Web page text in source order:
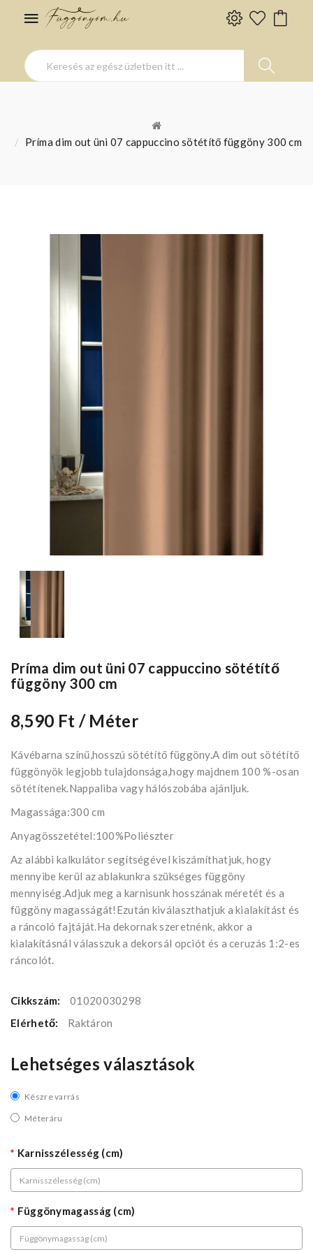
Príma dim out üni 07 cappuccino sötétítő függöny 300 cm
Príma dim out üni 07 cappuccino sötétítő
függöny 300 cm
8,590 Ft / Méter
Kávébarna színű,hosszú sötétítő függöny.A dim out sötétítő
függönyök legjobb tulajdonsága,hogy majdnem 100 %-osan
sötétítenek.Nappaliba vagy hálószobába ajánljuk.
Magassága:300 cm
Anyagösszetétel:100%Poliészter
Az alábbi kalkulátor segítségével kiszámíthatjuk, hogy
mennyibe kerül az ablakunkra szükséges függöny
mennyiség.Adjuk meg a karnisunk hosszának méretét és a
függöny magasságát!Ezután kiválaszthatjuk a kialakítást és
a ráncoló fajtáját.Ha dekornak szeretnénk, akkor a
kialakításnál válasszuk a dekorsál opciót és a ceruzás 1:2-es
ráncolót.
Cikkszám:
01020030298
Elérhető:
Raktáron
Lehetséges választások
Készre varrás
Méteráru
Karnisszélesség (cm)
Függönymagasság (cm)